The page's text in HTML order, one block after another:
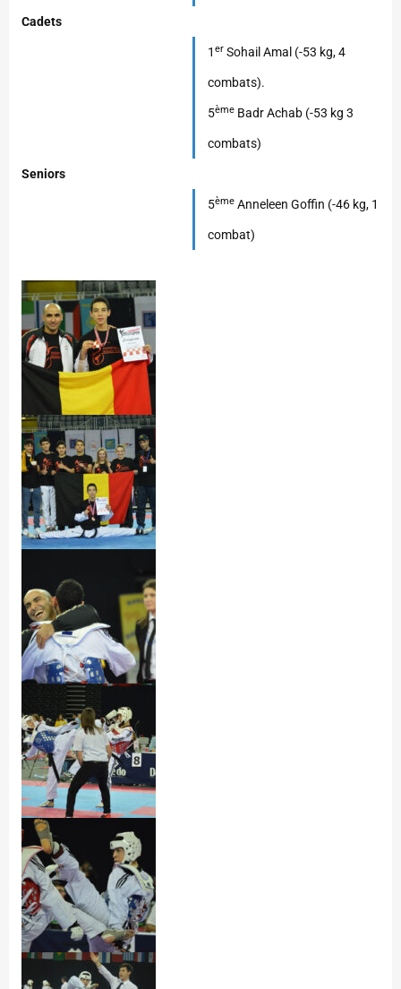
Cadets
1 erSohail Amal (-53 kg, 4
combats).
5èmeBadr Achab (-53 kg 3
combats)
Seniors
5èmeAnneleen Goffin (-46 kg, 1
combat)